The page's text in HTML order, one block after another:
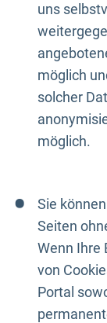
uns
möglich
solcher
möglich.
Sie
Seiten
Wenn Ihre
von
Portal